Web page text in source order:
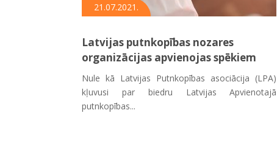
21.07.2021.
Latvijas putnkopības nozares
organizācijas apvienojas spēkiem
Nule kā Latvijas Putnkopības asociācija (LPA)
kļuvusi par biedru Latvijas Apvienotajā
putnkopības...